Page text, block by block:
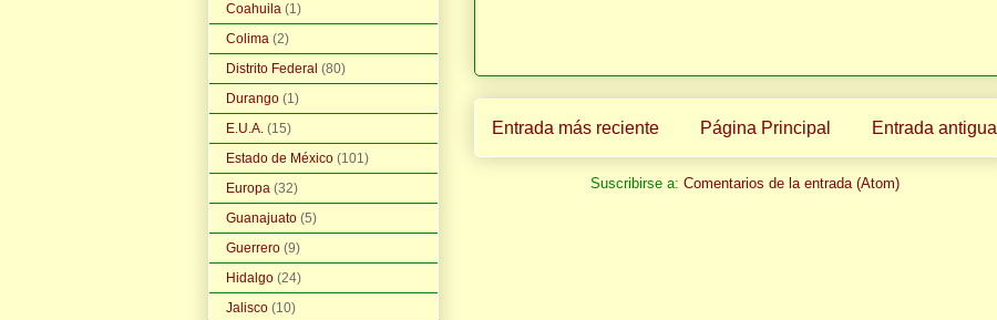
Entrada más reciente Entrada antigua
Página Principal
Suscribirse a: Comentarios de la entrada (Atom)
Coahuila (1)
Colima (2)
Distrito Federal (80)
Durango (1)
E.U.A. (15)
Estado de México (101)
Europa (32)
Guanajuato (5)
Guerrero (9)
Hidalgo (24)
Jalisco (10)